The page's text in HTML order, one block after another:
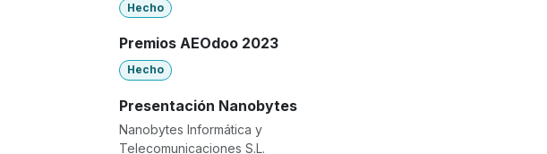
Hecho
Premios AEOdoo 2023
Hecho
Presentación Nanobytes
Nanobytes Informática y
Telecomunicaciones S.L.